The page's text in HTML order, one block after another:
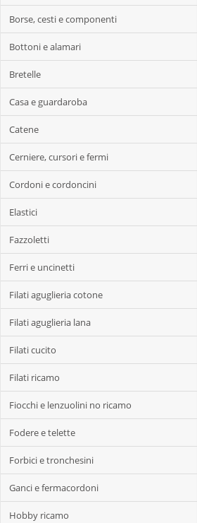
Borse, cesti e componenti
Bottoni e alamari
Bretelle
Casa e guardaroba
Catene
Cerniere, cursori e fermi
Cordoni e cordoncini
Elastici
Fazzoletti
Ferri e uncinetti
Filati aguglieria cotone
Filati aguglieria lana
Filati cucito
Filati ricamo
Fiocchi e lenzuolini no ricamo
Fodere e telette
Forbici e tronchesini
Ganci e fermacordoni
Hobby ricamo